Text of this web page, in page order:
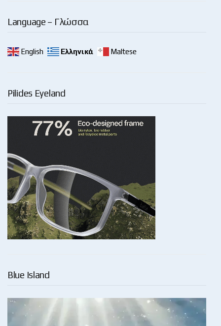
Language – Γλώσσα
English Ελληνικά Maltese
Pilides Eyeland
Blue Island